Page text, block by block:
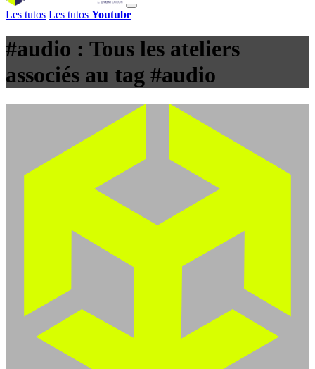
Les tutos Les tutos Youtube
#audio : Tous les ateliers
associés au tag #audio